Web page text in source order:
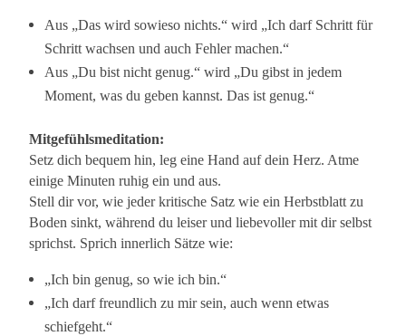
Aus „Das wird sowieso nichts.“ wird „Ich darf Schritt für
Schritt wachsen und auch Fehler machen.“
Aus „Du bist nicht genug.“ wird „Du gibst in jedem
Moment, was du geben kannst. Das ist genug.“
Mitgefühlsmeditation:
Setz dich bequem hin, leg eine Hand auf dein Herz. Atme
einige Minuten ruhig ein und aus.
Stell dir vor, wie jeder kritische Satz wie ein Herbstblatt zu
Boden sinkt, während du leiser und liebevoller mit dir selbst
sprichst. Sprich innerlich Sätze wie:
„Ich bin genug, so wie ich bin.“
„Ich darf freundlich zu mir sein, auch wenn etwas
schiefgeht.“